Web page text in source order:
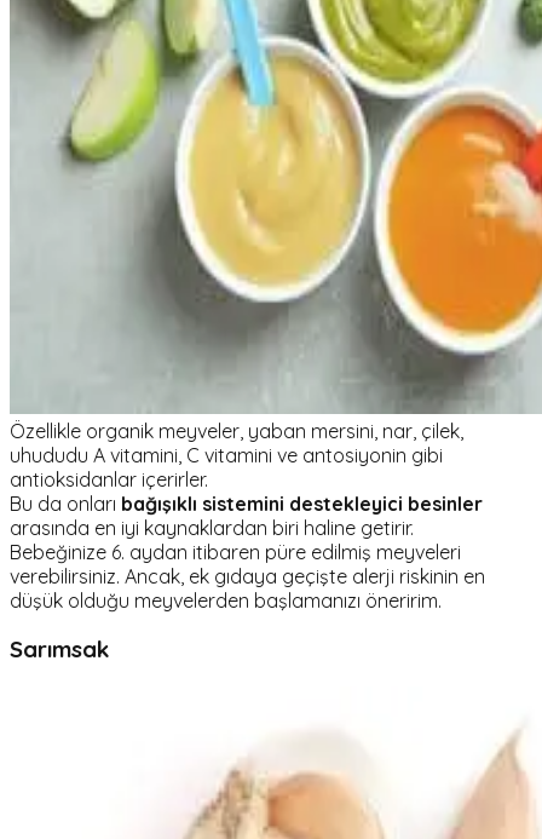
Özellikle organik meyveler, yaban mersini, nar, çilek,
uhududu A vitamini, C vitamini ve antosiyonin gibi
antioksidanlar içerirler.
Bu da onları bağışıklı sistemini destekleyici besinler
arasında en iyi kaynaklardan biri haline getirir.
Bebeğinize 6. aydan itibaren püre edilmiş meyveleri
verebilirsiniz. Ancak, ek gıdaya geçişte alerji riskinin en
düşük olduğu meyvelerden başlamanızı öneririm.
Sarımsak